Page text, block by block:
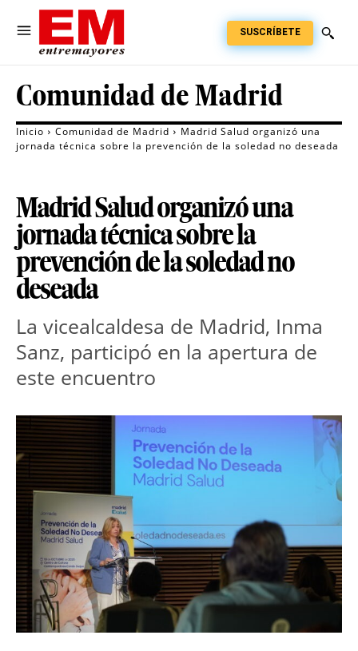
SUSCRÍBETE
Comunidad de Madrid
Inicio Comunidad de Madrid
Madrid Salud organizó una
jornada técnica sobre la prevención de la soledad no deseada
Madrid Salud organizó una
jornada técnica sobre la
prevención de la soledad no
deseada
La vicealcaldesa de Madrid, Inma
Sanz, participó en la apertura de
este encuentro